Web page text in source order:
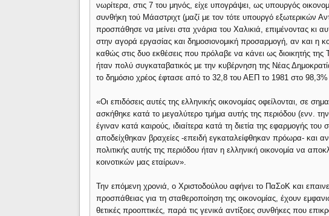
νωρίτερα, στις 7 του μηνός, είχε υπογράψει, ως υπουργός
συνθήκη τού Μάαστριχτ (μαζί με τον τότε υπουργό εξωτερικών
προσπάθησε να μείνει στα χνάρια του Χαλικιά, επιμένοντας κι
στην αγορά εργασίας και δημοσιονομική προσαρμογή, αν και η
καθώς στις δυο εκθέσεις που πρόλαβε να κάνει ως διοικητής
ήταν πολύ συγκαταβατικός με την κυβέρνηση της Νέας
το δημόσιο χρέος έφτασε από το 32,8 του ΑΕΠ το 1981 στο
«Οι επιδόσεις αυτές της ελληνικής οικονομίας οφείλονται, σε
ασκήθηκε κατά το μεγαλύτερο τμήμα αυτής της περιόδου (ενν.
έγιναν κατά καιρούς, ιδιαίτερα κατά τη διετία της εφαρμογής
αποδείχθηκαν βραχείες -επειδή εγκαταλείφθηκαν πρόωρα- και
πολιτικής αυτής της περιόδου ήταν η ελληνική οικονομία να
κοινοτικών μας εταίρων».
Την επόμενη χρονιά, ο Χριστοδούλου αφήνει το ΠαΣοΚ και
προσπάθειας για τη σταθεροποίηση της οικονομίας, έχουν
θετικές προοπτικές, παρά τις γενικά αντίξοες συνθήκες που